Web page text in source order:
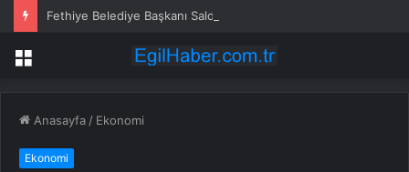
Fethiye Belediye Başkanı Saldırıya Uğradı
Menü
Anasayfa / Ekonomi
Ekonomi